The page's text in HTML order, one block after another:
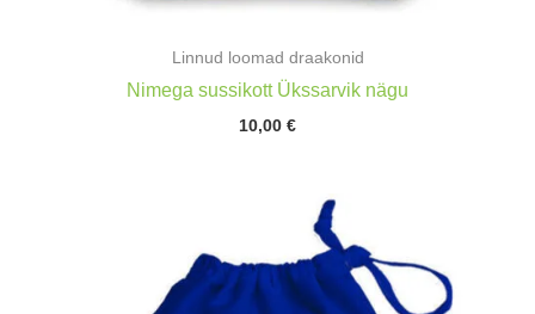
Linnud loomad draakonid
Nimega sussikott Ükssarvik nägu
10,00 €